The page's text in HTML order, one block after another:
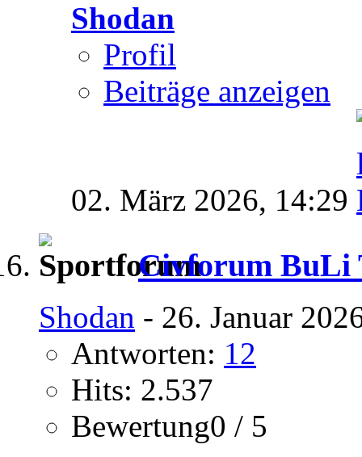
Shodan
Profil
Beiträge anzeigen
02. März 2026, 14:29
Civforum BuLi
Shodan - 26. Januar
Antworten: 12
Hits: 2.537
Bewertung0 / 5